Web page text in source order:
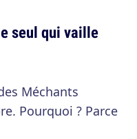
seul qui vaille
Méchants
Pourquoi ? Parce